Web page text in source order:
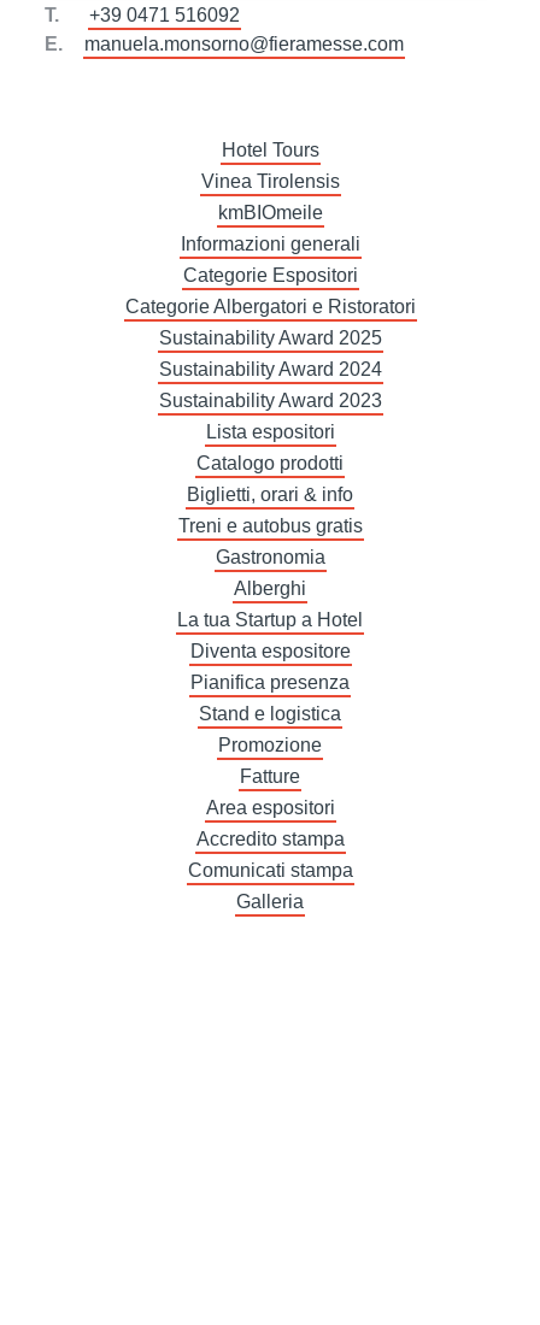
T.
+39 0471 516092
E.
manuela.monsorno@fieramesse.com
Hotel Tours
Vinea Tirolensis
kmBIOmeile
Informazioni generali
Categorie Espositori
Categorie Albergatori e Ristoratori
Sustainability Award 2025
Sustainability Award 2024
Sustainability Award 2023
Lista espositori
Catalogo prodotti
Biglietti, orari & info
Treni e autobus gratis
Gastronomia
Alberghi
La tua Startup a Hotel
Diventa espositore
Pianifica presenza
Stand e logistica
Promozione
Fatture
Area espositori
Accredito stampa
Comunicati stampa
Galleria